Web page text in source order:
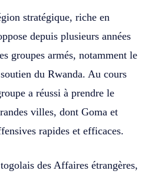
stratégique, riche en
depuis plusieurs années
groupes armés, notamment le
du Rwanda. Au cours
a réussi à prendre le
villes, dont Goma et
rapides et efficaces.
des Affaires étrangères,